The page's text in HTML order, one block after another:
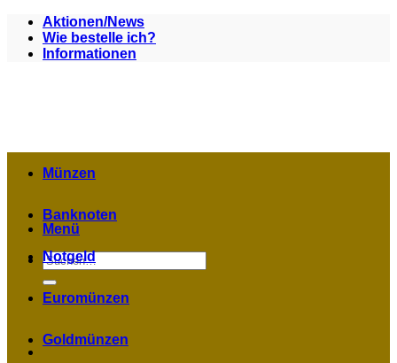
Zum
Inhalt
springen
Aktionen/News
Wie bestelle ich?
Informationen
Menü
Suchen
nach:
Münzen
Banknoten
Notgeld
Euromünzen
Goldmünzen